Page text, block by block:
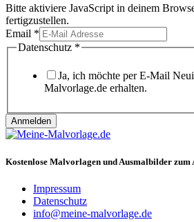
Bitte aktiviere JavaScript in deinem
fertigzustellen.
Email
Datenschutz
Email *
Datenschutz *
Ja, ich möchte per E-Mail
Malvorlage.de erhalten.
Anmelden
Kostenlose Malvorlagen und Ausmalbilder zum
Impressum
Datenschutz
info@meine-malvorlage.de